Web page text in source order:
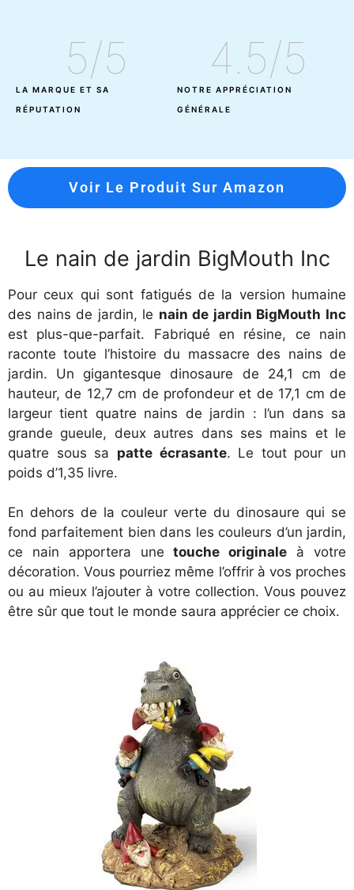
LA MARQUE ET SA
RÉPUTATION
5/5
NOTRE APPRÉCIATION
GÉNÉRALE
4.5/5
Voir Le Produit Sur Amazon
Le nain de jardin BigMouth Inc
Pour ceux qui sont fatigués de la version humaine
des nains de jardin, le nain de jardin BigMouth Inc
est plus-que-parfait. Fabriqué en résine, ce nain
raconte toute l’histoire du massacre des nains de
jardin. Un gigantesque dinosaure de 24,1 cm de
hauteur, de 12,7 cm de profondeur et de 17,1 cm de
largeur tient quatre nains de jardin : l’un dans sa
grande gueule, deux autres dans ses mains et le
quatre sous sa patte écrasante. Le tout pour un
poids d’1,35 livre.
En dehors de la couleur verte du dinosaure qui se
fond parfaitement bien dans les couleurs d’un jardin,
ce nain apportera unetouche originale à votre
décoration. Vous pourriez même l’offrir à vos proches
ou au mieux l’ajouter à votre collection. Vous pouvez
être sûr que tout le monde saura apprécier ce choix.